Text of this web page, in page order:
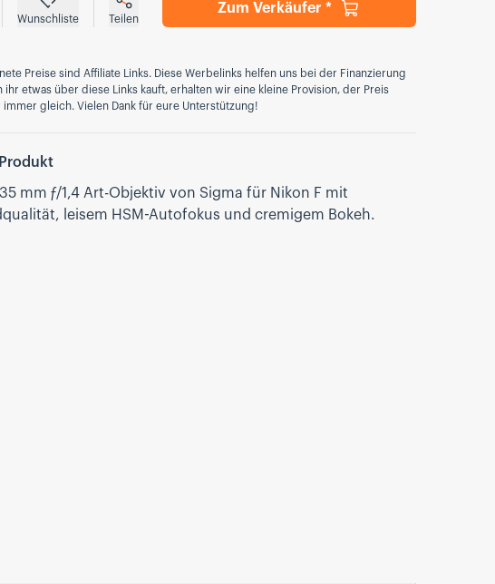
Zum Verkäufer *
Wunschliste Teilen
Preise sind Affiliate Links. Diese Werbelinks helfen uns bei der Finanzierung
ihr etwas über diese Links kauft, erhalten wir eine kleine Provision, der Preis
gleich. Vielen Dank für eure Unterstützung!
mm ƒ/1,4 Art-Objektiv von Sigma für Nikon F mit
leisem HSM-Autofokus und cremigem Bokeh.